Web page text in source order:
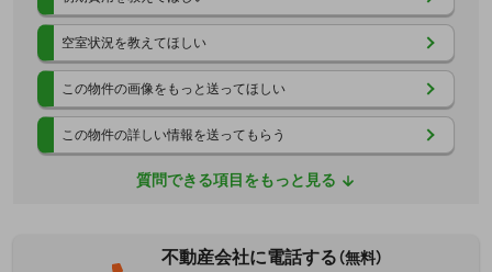
空室状況を教えてほしい
この物件の画像をもっと送ってほしい
この物件の詳しい情報を送ってもらう
質問できる項目をもっと見る
不動産会社に電話する（無料）